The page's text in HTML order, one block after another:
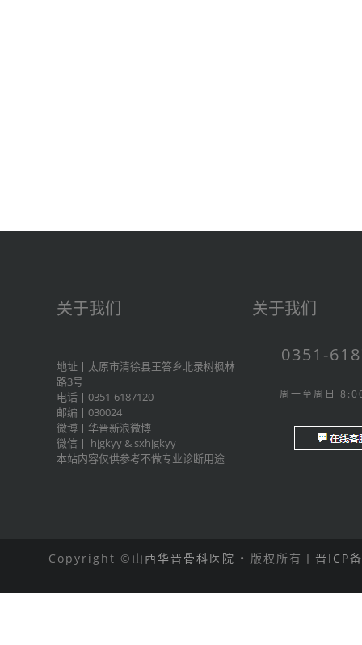
关于我们
地址丨太原市清徐县王答乡北录树枫林
路3号
电话丨0351-6187120
邮编丨030024
微博丨 华晋新浪微博
微信丨 hjgkyy & sxhjgkyy
本站内容仅供参考不做专业诊断用途
关于我们
0351-
周一至周日
Copyright © 山西华晋骨科医院 • 版权所有丨 晋ICP